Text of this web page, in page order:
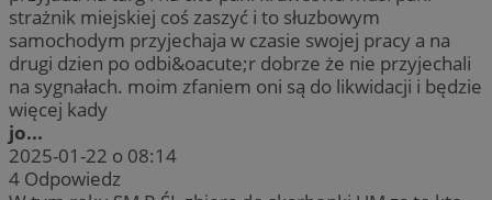
strażnik miejskiej coś zaszyć i to słuzbowym
samochodym przyjechaja w czasie swojej pracy a na
drugi dzien po odbi&oacute;r dobrze że nie przyjechali
na sygnałach. moim zfaniem oni są do likwidacji i będzie
więcej kady
jo...
2025-01-22 o 08:14
4 Odpowiedz